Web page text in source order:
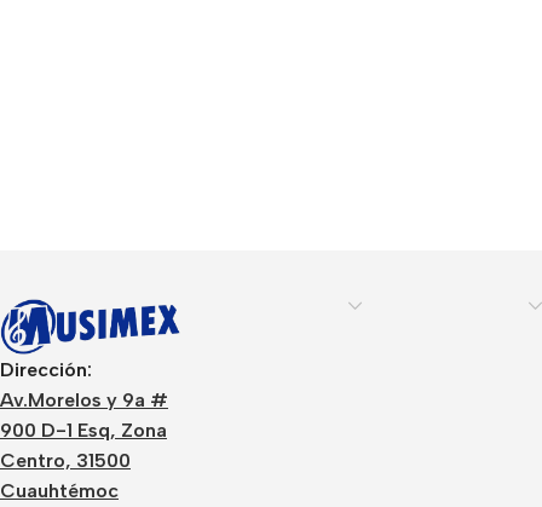
Dirección:
Av.Morelos y 9a #
900 D-1 Esq, Zona
Centro, 31500
Cuauhtémoc